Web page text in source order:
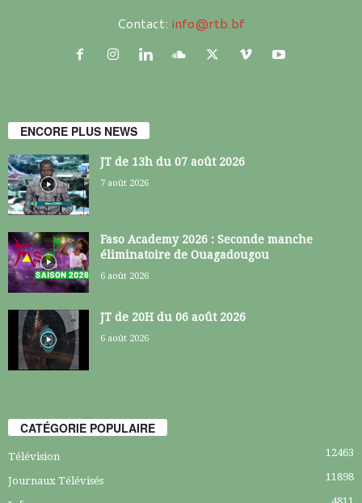
Contact: info@rtb.bf
ENCORE PLUS NEWS
JT de 13h du 07 août 2026
7 août 2026
Faso Academy 2026 : Seconde manche
éliminatoire de Ouagadougou
6 août 2026
JT de 20H du 06 août 2026
6 août 2026
CATÉGORIE POPULAIRE
Télévision 12463
Journaux Télévisés 11898